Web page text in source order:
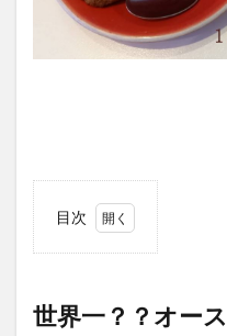
目次
オース
トラリ
世界一？？オー